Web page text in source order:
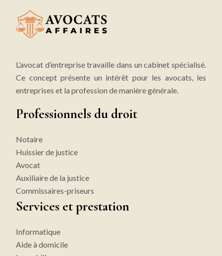
L’avocat d’entreprise travaille dans un cabinet spécialisé.
Ce concept présente un intérêt pour les avocats, les
entreprises et la profession de manière générale.
Professionnels du droit
Notaire
Huissier de justice
Avocat
Auxiliaire de la justice
Commissaires-priseurs
Services et prestation
Informatique
Aide à domicile